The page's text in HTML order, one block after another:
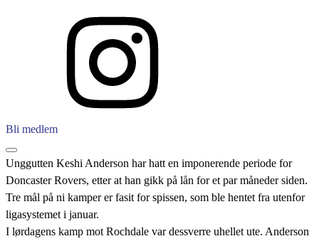
Bli medlem
Unggutten Keshi Anderson har hatt en imponerende periode for
Doncaster Rovers, etter at han gikk på lån for et par måneder siden.
Tre mål på ni kamper er fasit for spissen, som ble hentet fra utenfor
ligasystemet i januar.
I lørdagens kamp mot Rochdale var dessverre uhellet ute. Anderson